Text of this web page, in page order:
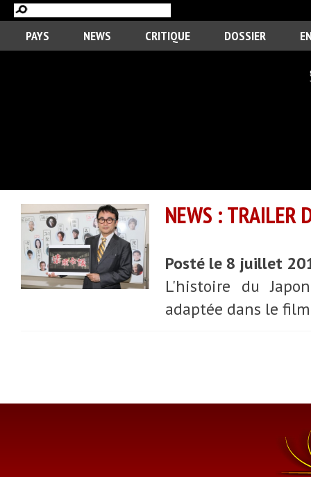
PAYS NEWS CRITIQUE DOSSIER
NEWS : TRAILER
Posté le 8 juillet
L'histoire du
adaptée dans le